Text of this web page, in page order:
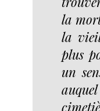
la
la
plus
un